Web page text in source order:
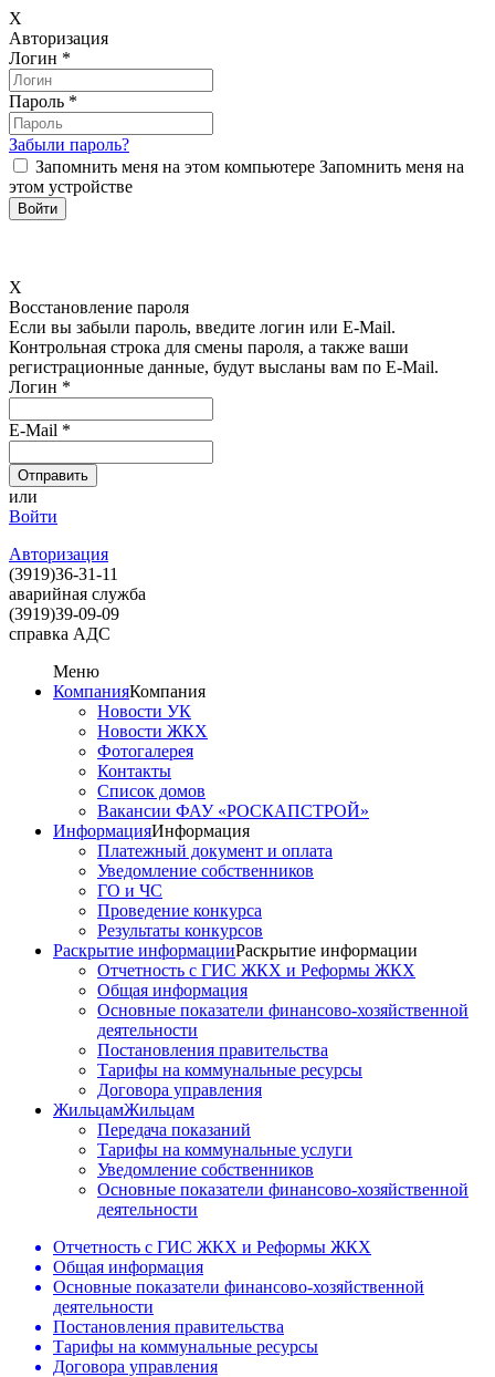
X
Авторизация
Логин *
Пароль *
Забыли пароль?
Запомнить меня на этом компьютере Запомнить меня на
этом устройстве
X
Восстановление пароля
Если вы забыли пароль, введите логин или E-Mail.
Контрольная строка для смены пароля, а также ваши
регистрационные данные, будут высланы вам по E-Mail.
Логин *
E-Mail *
или
Войти
Авторизация
(3919)36-31-11
аварийная служба
(3919)39-09-09
справка АДС
Меню
КомпанияКомпания
Новости УК
Новости ЖКХ
Фотогалерея
Контакты
Список домов
Вакансии ФАУ «РОСКАПСТРОЙ»
ИнформацияИнформация
Платежный документ и оплата
Уведомление собственников
ГО и ЧС
Проведение конкурса
Результаты конкурсов
Раскрытие информацииРаскрытие информации
Отчетность с ГИС ЖКХ и Реформы ЖКХ
Общая информация
Основные показатели финансово-хозяйственной
деятельности
Постановления правительства
Тарифы на коммунальные ресурсы
Договора управления
ЖильцамЖильцам
Передача показаний
Тарифы на коммунальные услуги
Уведомление собственников
Основные показатели финансово-хозяйственной
деятельности
Отчетность с ГИС ЖКХ и Реформы ЖКХ
Общая информация
Основные показатели финансово-хозяйственной
деятельности
Постановления правительства
Тарифы на коммунальные ресурсы
Договора управления